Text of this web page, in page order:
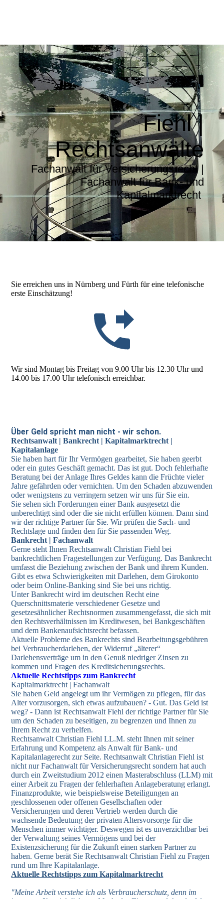
Fiehl |
Rechtsanwälte
Fachanwalt für Versicherungsrecht |
Fachanwalt für Bank- und
Kapitalmarktrecht
Sie erreichen uns in Nürnberg und Fürth für eine telefonische
erste Einschätzung!
Wir sind Montag bis Freitag von 9.00 Uhr bis 12.30 Uhr und
14.00 bis 17.00 Uhr telefonisch erreichbar.
Über Geld spricht man nicht - wir schon.
Rechtsanwalt | Bankrecht | Kapitalmarktrecht |
Kapitalanlage
Sie haben hart für Ihr Vermögen gearbeitet, Sie haben geerbt
oder ein gutes Geschäft gemacht. Das ist gut. Doch fehlerhafte
Beratung bei der Anlage Ihres Geldes kann die Früchte vieler
Jahre gefährden oder vernichten. Um den Schaden abzuwenden
oder wenigstens zu verringern setzen wir uns für Sie ein.
Sie sehen sich Forderungen einer Bank ausgesetzt die
unberechtigt sind oder die sie nicht erfüllen können. Dann sind
wir der richtige Partner für Sie. Wir prüfen die Sach- und
Rechtslage und finden den für Sie passenden Weg.
Bankrecht | Fachanwalt
Gerne steht Ihnen Rechtsanwalt Christian Fiehl bei
bankrechtlichen Fragestellungen zur Verfügung. Das Bankrecht
umfasst die Beziehung zwischen der Bank und ihrem Kunden.
Gibt es etwa Schwierigkeiten mit Darlehen, dem Girokonto
oder beim Online-Banking sind Sie bei uns richtig.
Unter Bankrecht wird im deutschen Recht eine
Querschnittsmaterie verschiedener Gesetze und
gesetzesähnlicher Rechtsnormen zusammengefasst, die sich mit
den Rechtsverhältnissen im Kreditwesen, bei Bankgeschäften
und dem Bankenaufsichtsrecht befassen.
Aktuelle Probleme des Bankrechts sind Bearbeitungsgebühren
bei Verbraucherdarlehen, der Widerruf „älterer“
Darlehensverträge um in den Genuß niedriger Zinsen zu
kommen und Fragen des Kreditsicherungsrechts.
Aktuelle Rechtstipps zum Bankrecht
Kapitalmarktrecht | Fachanwalt
Sie haben Geld angelegt um ihr Vermögen zu pflegen, für das
Alter vorzusorgen, sich etwas aufzubauen? - Gut. Das Geld ist
weg? - Dann ist Rechtsanwalt Fiehl der richtige Partner für Sie
um den Schaden zu beseitigen, zu begrenzen und Ihnen zu
Ihrem Recht zu verhelfen.
Rechtsanwalt Christian Fiehl LL.M. steht Ihnen mit seiner
Erfahrung und Kompetenz als Anwalt für Bank- und
Kapitalanlagerecht zur Seite. Rechtsanwalt Christian Fiehl ist
nicht nur Fachanwalt für Versicherungsrecht sondern hat auch
durch ein Zweitstudium 2012 einen Masterabschluss (LLM) mit
einer Arbeit zu Fragen der fehlerhaften Anlageberatung erlangt.
Finanzprodukte, wie beispielsweise Beteiligungen an
geschlossenen oder offenen Gesellschaften oder
Versicherungen und deren Vertrieb werden durch die
wachsende Bedeutung der privaten Altersvorsorge für die
Menschen immer wichtiger. Deswegen ist es unverzichtbar bei
der Verwaltung seines Vermögens und bei der
Existenzsicherung für die Zukunft einen starken Partner zu
haben. Gerne berät Sie Rechtsanwalt Christian Fiehl zu Fragen
rund um Ihre Kapitalanlage.
Aktuelle Rechtstipps zum Kapitalmarktrecht
"Meine Arbeit verstehe ich als Verbraucherschutz, denn im